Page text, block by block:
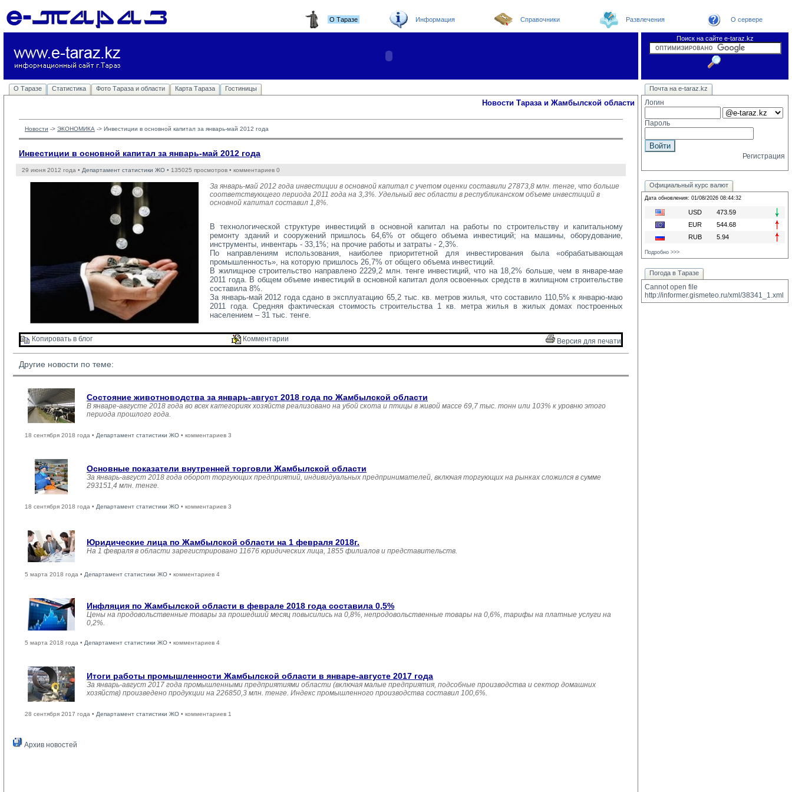
О Таразе Информация Справочники Развлечения О сервере
Поиск на сайте e-taraz.kz
О Таразе Статистика Фото Тараза и области Карта Тараза Гостиницы Новости Погода в Таразе
Телефоный справочник
Видеоконференция
Новости e-taraz
Новости Тараза и Жамбылской области
Новости -> ЭКОНОМИКА -> Инвестиции в основной капитал за январь-май 2012 года
Инвестиции в основной капитал за январь-май 2012 года
29 июня 2012 года • Департамент статистики ЖО • 135025 просмотров • комментариев 0
За январь-май 2012 года инвестиции в основной капитал с учетом оценки составили 27873,8 млн. тенге, что больше
соответствующего периода 2011 года на 3,3%. Удельный вес области в республиканском объеме инвестиций в
основной капитал составил 1,8%.
В технологической структуре инвестиций в основной капитал на работы по строительству и капитальному
ремонту зданий и сооружений пришлось 64,6% от общего объема инвестиций; на машины, оборудование,
инструменты, инвентарь - 33,1%; на прочие работы и затраты - 2,3%.
По направлениям использования, наиболее приоритетной для инвестирования была «обрабатывающая
промышленность», на которую пришлось 26,7% от общего объема инвестиций.
В жилищное строительство направлено 2229,2 млн. тенге инвестиций, что на 18,2% больше, чем в январе-мае
2011 года. В общем объеме инвестиций в основной капитал доля освоенных средств в жилищном строительстве
составила 8%.
За январь-май 2012 года сдано в эксплуатацию 65,2 тыс. кв. метров жилья, что составило 110,5% к январю-маю
2011 года. Средняя фактическая стоимость строительства 1 кв. метра жилья в жилых домах построенных
населением – 31 тыс. тенге.
Копировать в блог Комментарии Версия для печати
Другие новости по теме:
Состояние животноводства за январь-август 2018 года по Жамбылской области
В январе-августе 2018 года во всех категориях хозяйств реализовано на убой скота и птицы в живой массе 69,7 тыс. тонн или 103% к уровню этого
периода прошлого года.
18 сентября 2018 года • Департамент статистики ЖО • комментариев 3
Основные показатели внутренней торговли Жамбылской области
За январь-август 2018 года оборот торгующих предприятий, индивидуальных предпринимателей, включая торгующих на рынках сложился в сумме
293151,4 млн. тенге.
18 сентября 2018 года • Департамент статистики ЖО • комментариев 3
Юридические лица по Жамбылской области на 1 февраля 2018г.
На 1 февраля в области зарегистрировано 11676 юридических лица, 1855 филиалов и представительств.
5 марта 2018 года • Департамент статистики ЖО • комментариев 4
Инфляция по Жамбылской области в феврале 2018 года составила 0,5%
Цены на продовольственные товары за прошедший месяц повысились на 0,8%, непродовольственные товары на 0,6%, тарифы на платные услуги на
0,2%.
5 марта 2018 года • Департамент статистики ЖО • комментариев 4
Итоги работы промышленности Жамбылской области в январе-августе 2017 года
За январь-август 2017 года промышленными предприятиями области (включая малые предприятия, подсобные производства и сектор домашних
хозяйств) произведено продукции на 226850,3 млн. тенге. Индекс промышленного производства составил 100,6%.
28 сентября 2017 года • Департамент статистики ЖО • комментариев 1
Архив новостей
Почта на e-taraz.kz
Логин
Пароль
Регистрация
Официальный курс валют
Дата обновления: 01/08/2026 08:44:32
USD
473.59
EUR
544.68
RUB
5.94
Подробно >>>
Погода в Таразе
Cannot open file
http://informer.gismeteo.ru/xml/38341_1.xml